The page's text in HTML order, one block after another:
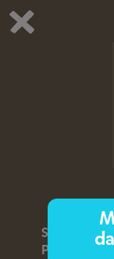
Stosunki
Polski z